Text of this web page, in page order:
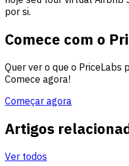
por si.
Comece com o
Quer ver o que o PriceLabs
Comece agora!
Começar agora
Artigos
Ver todos